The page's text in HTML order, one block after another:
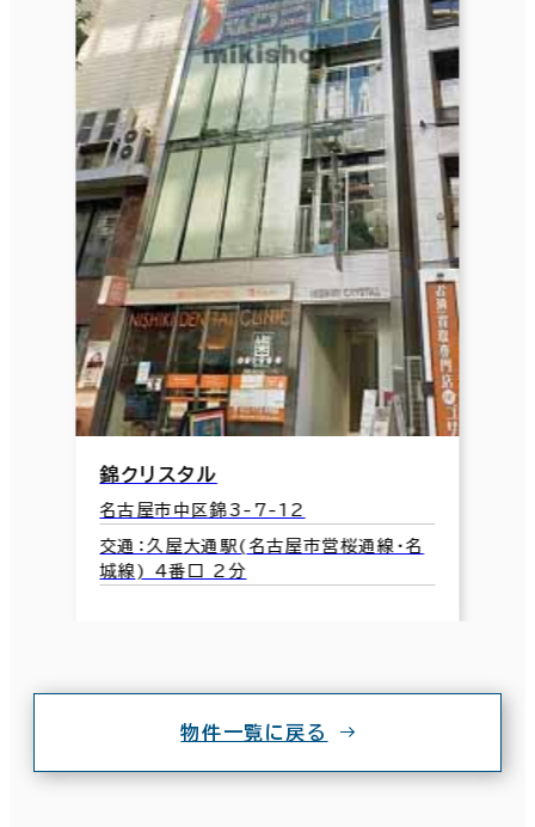
錦クリスタル
名古屋市中区錦3-7-12
交通：久屋大通駅(名古屋市営桜通線･名
城線) 4番口 2分
物件一覧に戻る